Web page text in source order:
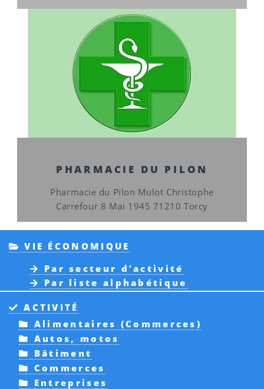
PHARMACIE DU PILON
Pharmacie du Pilon Mulot Christophe
Carrefour 8 Mai 1945 71210 Torcy
VIE ÉCONOMIQUE
Par secteur d’activité
Par liste alphabétique
ACTIVITÉ
Alimentaires (Commerces)
Autos, motos
Bâtiment
Commerces
Entreprises